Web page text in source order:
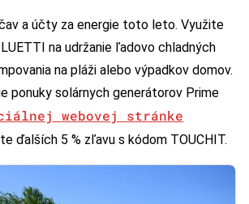
a účty za energie toto leto. Využite
na udržanie ľadovo chladných
na pláži alebo výpadkov domov.
ponuky solárnych generátorov Prime
webovej stránke
ďalších 5 % zľavu s kódom TOUCHIT.